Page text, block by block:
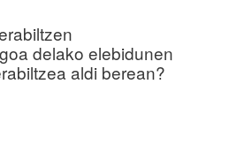
delako elebidunen
aldi berean?